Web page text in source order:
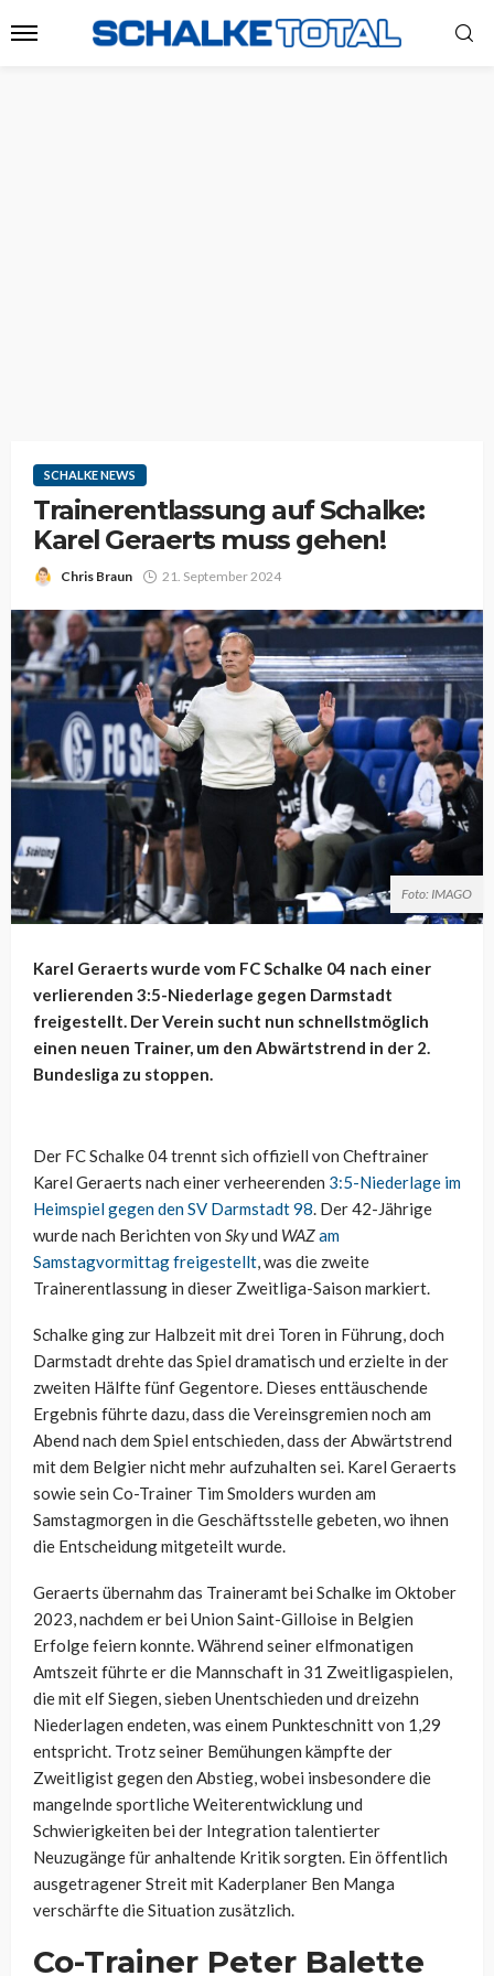
SCHALKE NEWS
Trainerentlassung auf Schalke:
Karel Geraerts muss gehen!
Chris Braun 21. September 2024
Foto: IMAGO
Karel Geraerts wurde vom FC Schalke 04 nach einer
verlierenden 3:5-Niederlage gegen Darmstadt
freigestellt. Der Verein sucht nun schnellstmöglich
einen neuen Trainer, um den Abwärtstrend in der 2.
Bundesliga zu stoppen.
Der FC Schalke 04 trennt sich offiziell von Cheftrainer
Karel Geraerts nach einer verheerenden 3:5-Niederlage im
Heimspiel gegen den SV Darmstadt 98. Der 42-Jährige
wurde nach Berichten von Skyund WAZam
Samstagvormittag freigestellt, was die zweite
Trainerentlassung in dieser Zweitliga-Saison markiert.
Schalke ging zur Halbzeit mit drei Toren in Führung, doch
Darmstadt drehte das Spiel dramatisch und erzielte in der
zweiten Hälfte fünf Gegentore. Dieses enttäuschende
Ergebnis führte dazu, dass die Vereinsgremien noch am
Abend nach dem Spiel entschieden, dass der Abwärtstrend
mit dem Belgier nicht mehr aufzuhalten sei. Karel Geraerts
sowie sein Co-Trainer Tim Smolders wurden am
Samstagmorgen in die Geschäftsstelle gebeten, wo ihnen
die Entscheidung mitgeteilt wurde.
Geraerts übernahm das Traineramt bei Schalke im Oktober
2023, nachdem er bei Union Saint-Gilloise in Belgien
Erfolge feiern konnte. Während seiner elfmonatigen
Amtszeit führte er die Mannschaft in 31 Zweitligaspielen,
die mit elf Siegen, sieben Unentschieden und dreizehn
Niederlagen endeten, was einem Punkteschnitt von 1,29
entspricht. Trotz seiner Bemühungen kämpfte der
Zweitligist gegen den Abstieg, wobei insbesondere die
mangelnde sportliche Weiterentwicklung und
Schwierigkeiten bei der Integration talentierter
Neuzugänge für anhaltende Kritik sorgten. Ein öffentlich
ausgetragener Streit mit Kaderplaner Ben Manga
verschärfte die Situation zusätzlich.
Co-Trainer Peter Balette